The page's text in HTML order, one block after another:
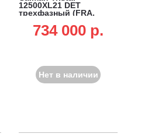
12500XL21 DET
трехфазный (FRA,
10/12 кВт, 21 л,
электростарт, 120 кг)
734 000 p.
Нет в наличии